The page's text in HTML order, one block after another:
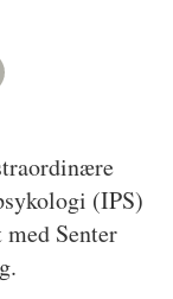
(IPS)
Senter